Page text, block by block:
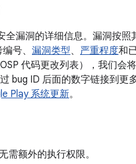
漏洞的详细信息。漏洞按照
号、 漏洞类型、 严重程度和
代码更改列表），我们会
bug ID 后面的数字链接到更
Play 系统更新。
需额外的执行权限。